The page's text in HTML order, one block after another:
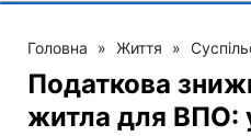
Головна » Життя »
Податкова
житла для ВПО: